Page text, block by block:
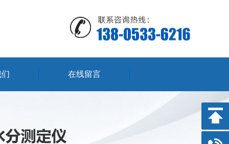
在线留言